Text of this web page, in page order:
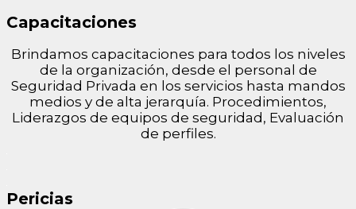
Capacitaciones
Brindamos capacitaciones para todos los niveles
de la organización, desde el personal de
Seguridad Privada en los servicios hasta mandos
medios y de alta jerarquía. Procedimientos,
Liderazgos de equipos de seguridad, Evaluación
de perfiles.
Pericias